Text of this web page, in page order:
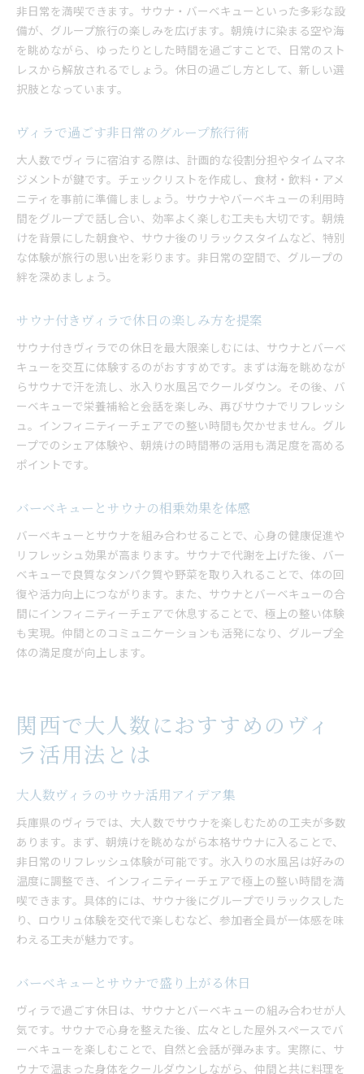
非日常を満喫できます。サウナ・バーベキューといった多彩な設
備が、グループ旅行の楽しみを広げます。朝焼けに染まる空や海
を眺めながら、ゆったりとした時間を過ごすことで、日常のスト
レスから解放されるでしょう。休日の過ごし方として、新しい選
択肢となっています。
ヴィラで過ごす非日常のグループ旅行術
大人数でヴィラに宿泊する際は、計画的な役割分担やタイムマネ
ジメントが鍵です。チェックリストを作成し、食材・飲料・アメ
ニティを事前に準備しましょう。サウナやバーベキューの利用時
間をグループで話し合い、効率よく楽しむ工夫も大切です。朝焼
けを背景にした朝食や、サウナ後のリラックスタイムなど、特別
な体験が旅行の思い出を彩ります。非日常の空間で、グループの
絆を深めましょう。
サウナ付きヴィラで休日の楽しみ方を提案
サウナ付きヴィラでの休日を最大限楽しむには、サウナとバーベ
キューを交互に体験するのがおすすめです。まずは海を眺めなが
らサウナで汗を流し、氷入り水風呂でクールダウン。その後、バ
ーベキューで栄養補給と会話を楽しみ、再びサウナでリフレッシ
ュ。インフィニティーチェアでの整い時間も欠かせません。グル
ープでのシェア体験や、朝焼けの時間帯の活用も満足度を高める
ポイントです。
バーベキューとサウナの相乗効果を体感
バーベキューとサウナを組み合わせることで、心身の健康促進や
リフレッシュ効果が高まります。サウナで代謝を上げた後、バー
ベキューで良質なタンパク質や野菜を取り入れることで、体の回
復や活力向上につながります。また、サウナとバーベキューの合
間にインフィニティーチェアで休息することで、極上の整い体験
も実現。仲間とのコミュニケーションも活発になり、グループ全
体の満足度が向上します。
関西で大人数におすすめのヴィ
ラ活用法とは
大人数ヴィラのサウナ活用アイデア集
兵庫県のヴィラでは、大人数でサウナを楽しむための工夫が多数
あります。まず、朝焼けを眺めながら本格サウナに入ることで、
非日常のリフレッシュ体験が可能です。氷入りの水風呂は好みの
温度に調整でき、インフィニティーチェアで極上の整い時間を満
喫できます。具体的には、サウナ後にグループでリラックスした
り、ロウリュ体験を交代で楽しむなど、参加者全員が一体感を味
わえる工夫が魅力です。
バーベキューとサウナで盛り上がる休日
ヴィラで過ごす休日は、サウナとバーベキューの組み合わせが人
気です。サウナで心身を整えた後、広々とした屋外スペースでバ
ーベキューを楽しむことで、自然と会話が弾みます。実際に、サ
ウナで温まった身体をクールダウンしながら、仲間と共に料理を